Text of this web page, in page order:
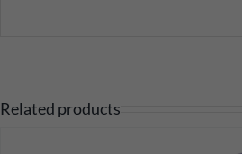
Related products